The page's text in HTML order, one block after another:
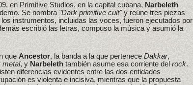
en Primitive Studios, en la capital cubana,Narbeleth
Se nombra"Dark primitive cult"y reúne tres piezas
instrumentos, incluidas las voces, fueron ejecutados por
escribió las letras, compuso la música y asumió la
queAncestor, la banda a la que perteneceDakkar,
metal, yNarbelethtambién asume esa corriente delrock.
diferencias evidentes entre las dos entidades
es violenta e incisiva, mientras que la propuesta